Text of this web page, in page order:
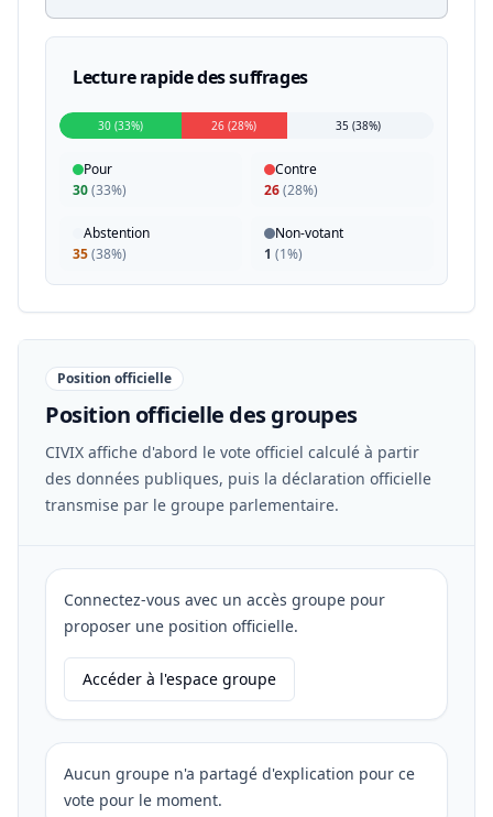
Lecture rapide des suffrages
30 (33%) 26 (28%) 35 (38%)
Pour
30(33%)
Contre
26(28%)
Abstention
35(38%)
Non-votant
1 (1%)
Position officielle
Position officielle des groupes
CIVIX affiche d'abord le vote officiel calculé à partir
des données publiques, puis la déclaration officielle
transmise par le groupe parlementaire.
Connectez-vous avec un accès groupe pour
proposer une position officielle.
Accéder à l'espace groupe
Aucun groupe n'a partagé d'explication pour ce
vote pour le moment.